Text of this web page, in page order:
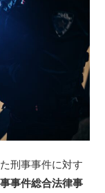
刑事事件に対す
事件総合法律事